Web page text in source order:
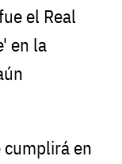
el Real
en la
cumplirá en